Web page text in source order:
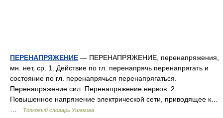
ПЕРЕНАПРЯЖЕНИЕ — ПЕРЕНАПРЯЖЕНИЕ, перенапряжения,
мн. нет, ср. 1. Действие по гл. перенапрячь перенапрягать и
состояние по гл. перенапрячься перенапрягаться.
Перенапряжение сил. Перенапряжение нервов. 2.
Повышенное напряжение электрической сети, приводящее к…
Толковый словарь Ушакова